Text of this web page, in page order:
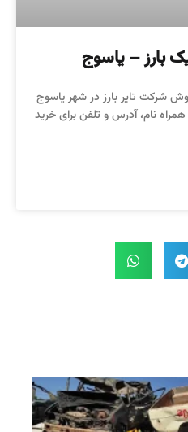
بارز – یاسوج
شرکت تایر بارز در شهر یاسوج
نام، آدرس و تلفن برای خرید